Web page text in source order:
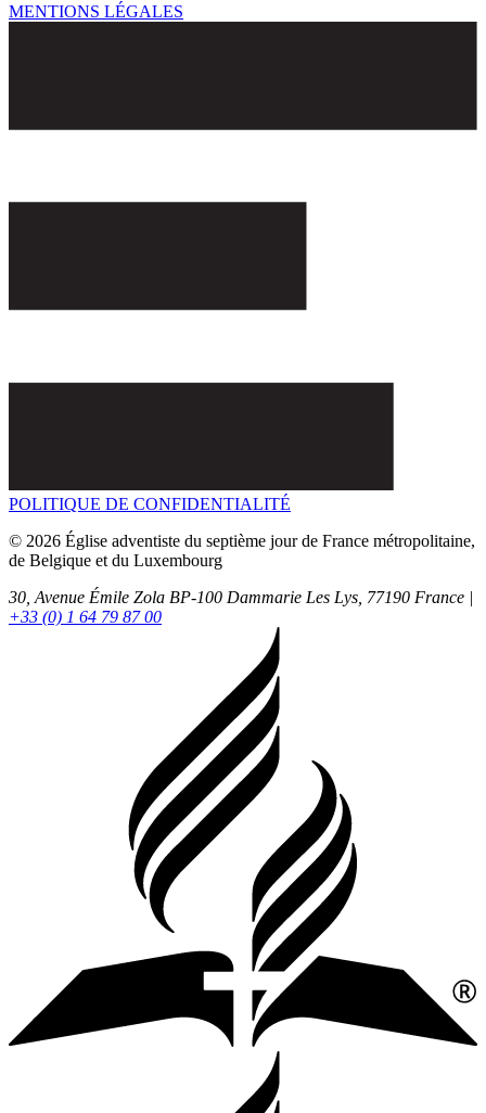
MENTIONS LÉGALES
POLITIQUE DE CONFIDENTIALITÉ
© 2026 Église adventiste du septième jour de France métropolitaine,
de Belgique et du Luxembourg
30, Avenue Émile Zola BP-100 Dammarie Les Lys, 77190 France |
+33 (0) 1 64 79 87 00